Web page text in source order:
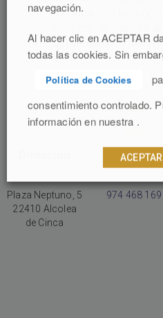
río Cinca brinda la
actividades en plena
Plaza Neptuno, 5
22410 Alcolea
de Cinca
Teléfono
974 468 169
navegación.
Al hacer clic en ACEPTAR
todas las cookies. Sin
Política de Cookies
consentimiento controlado.
información en nuestra .